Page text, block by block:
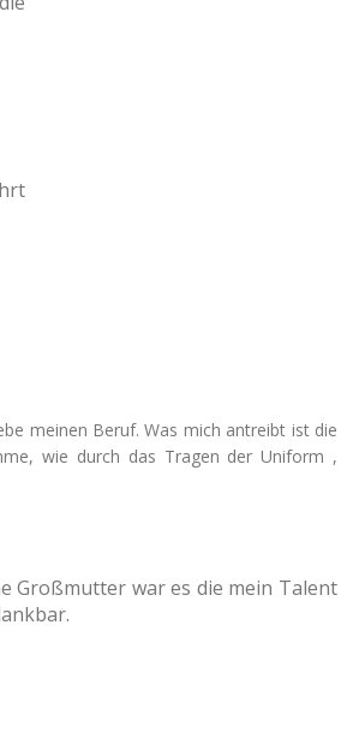
meinen Beruf. Was mich antreibt ist die
wie durch das Tragen der Uniform ,
Großmutter war es die mein Talent